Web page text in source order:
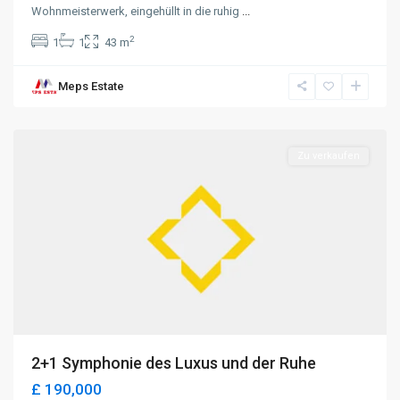
Wohnmeisterwerk, eingehüllt in die ruhig ...
1 1 43 m2
Meps Estate
Lapta,
2+1 Symphonie des Luxus und der Ruhe
£ 190,000